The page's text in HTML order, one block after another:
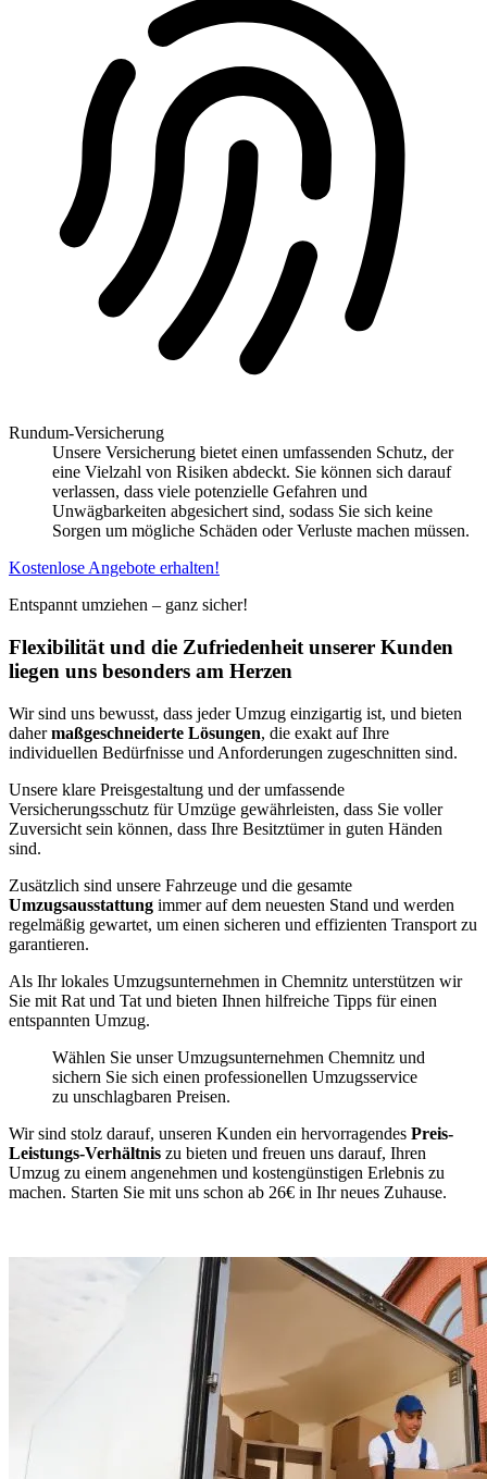
Rundum-Versicherung
Unsere Versicherung bietet einen umfassenden Schutz, der
eine Vielzahl von Risiken abdeckt. Sie können sich darauf
verlassen, dass viele potenzielle Gefahren und
Unwägbarkeiten abgesichert sind, sodass Sie sich keine
Sorgen um mögliche Schäden oder Verluste machen müssen.
Kostenlose Angebote erhalten!
Entspannt umziehen – ganz sicher!
Flexibilität und die Zufriedenheit unserer Kunden
liegen uns besonders am Herzen
Wir sind uns bewusst, dass jeder Umzug einzigartig ist, und bieten
dahermaßgeschneiderte Lösungen, die exakt auf Ihre
individuellen Bedürfnisse und Anforderungen zugeschnitten sind.
Unsere klare Preisgestaltung und der umfassende
Versicherungsschutz für Umzüge gewährleisten, dass Sie voller
Zuversicht sein können, dass Ihre Besitztümer in guten Händen
sind.
Zusätzlich sind unsere Fahrzeuge und die gesamte
Umzugsausstattung immer auf dem neuesten Stand und werden
regelmäßig gewartet, um einen sicheren und effizienten Transport zu
garantieren.
Als Ihr lokales Umzugsunternehmen in Chemnitz unterstützen wir
Sie mit Rat und Tat und bieten Ihnen hilfreiche Tipps für einen
entspannten Umzug.
Wählen Sie unser Umzugsunternehmen Chemnitz und
sichern Sie sich einen professionellen Umzugsservice
zu unschlagbaren Preisen.
Wir sind stolz darauf, unseren Kunden ein hervorragendes Preis-
Leistungs-Verhältnis zu bieten und freuen uns darauf, Ihren
Umzug zu einem angenehmen und kostengünstigen Erlebnis zu
machen. Starten Sie mit uns schon ab 26€ in Ihr neues Zuhause.